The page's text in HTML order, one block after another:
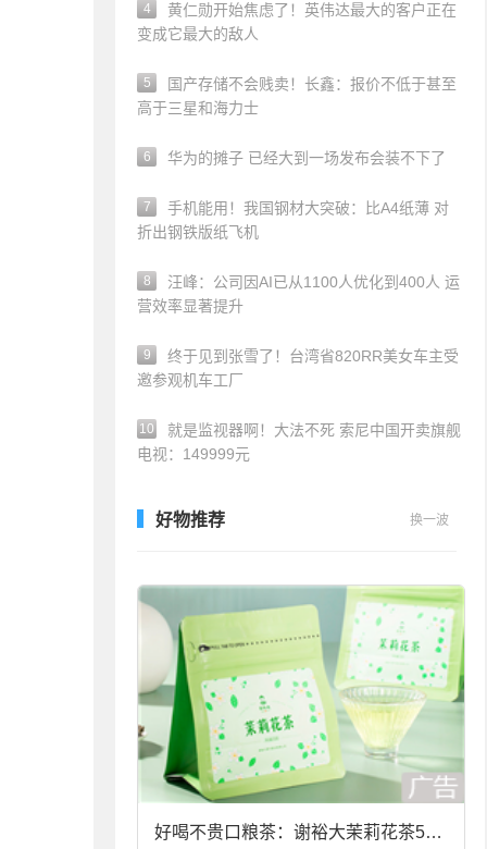
4
黄仁勋开始焦虑了！英伟达最大的客户正在
变成它最大的敌人
5
国产存储不会贱卖！长鑫：报价不低于甚至
高于三星和海力士
6 华为的摊子 已经大到一场发布会装不下了
7
手机能用！我国钢材大突破：比A4纸薄 对
折出钢铁版纸飞机
8
汪峰：公司因AI已从1100人优化到400人 运
营效率显著提升
9
终于见到张雪了！台湾省820RR美女车主受
邀参观机车工厂
10
就是监视器啊！大法不死 索尼中国开卖旗舰
电视：149999元
好物推荐 换一波
好喝不贵口粮茶：谢裕大茉莉花茶50g